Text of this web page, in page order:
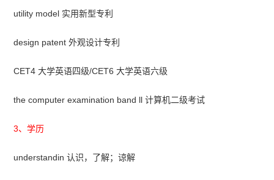
utility model 实用新型专利
design patent 外观设计专利
CET4 大学英语四级/CET6 大学英语六级
the computer examination band ll 计算机二级考试
3、学历
understandin 认识，了解；谅解